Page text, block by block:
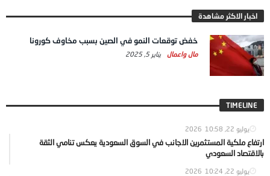
اخبار الاكثر مشاهدة
خفض توقعات النمو في الصين بسبب مخاوف كورونا
مال واعمال يناير 5, 2025
TIMELINE
يوليو 22, 2026 10:58
ارتفاع ملكية المستثمرين الاجانب في السوق السعودية يعكس تنامي الثقة
بالاقتصاد السعودي
يوليو 22, 2026 10:24